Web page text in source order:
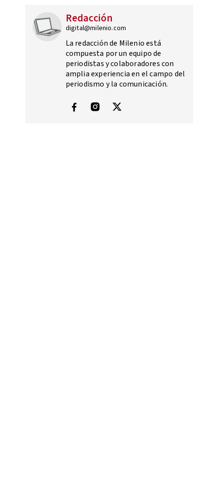
Redacción
digital@milenio.com
La redacción de Milenio está
compuesta por un equipo de
periodistas y colaboradores con
amplia experiencia en el campo del
periodismo y la comunicación.